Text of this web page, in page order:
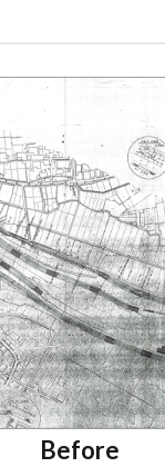
Before